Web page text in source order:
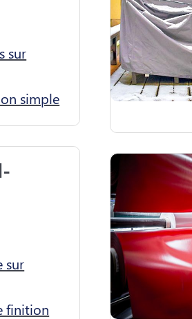
sur
simple
sur
finition